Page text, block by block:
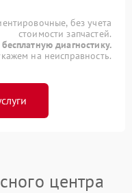
без учета
стоимости запчастей.
диагностику.
на неисправность.
центра